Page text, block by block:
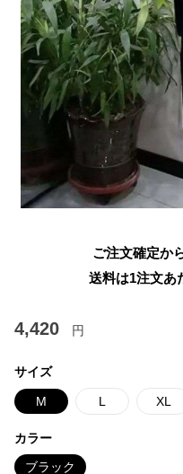
ご注文確定か
送料は1注文あ
4,420 円
サイズ
M L XL
カラー
ブラック